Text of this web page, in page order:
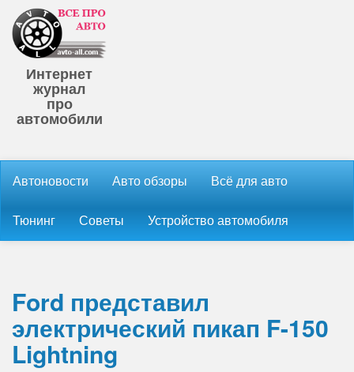
Интернет
журнал
про
автомобили
Автоновости Авто обзоры Всё для авто
Тюнинг Советы Устройство автомобиля
Ford представил
электрический пикап F-150
Lightning